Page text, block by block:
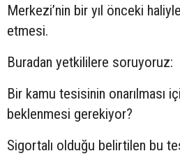
Merkezi’nin bir yıl önceki
etmesi.
Buradan yetkililere soruyoruz:
Bir kamu tesisinin onarılması
beklenmesi gerekiyor?
Sigortalı olduğu belirtilen bu